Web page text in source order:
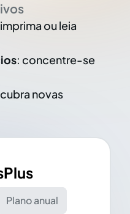
ou leia
: concentre-se
novas
Plano anual